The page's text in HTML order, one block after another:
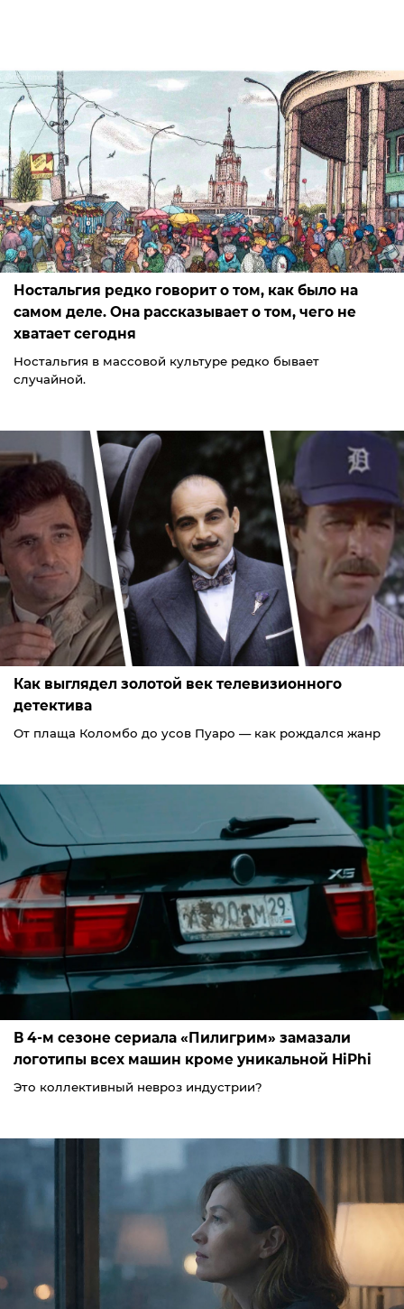
Ностальгия редко говорит о том, как было на
самом деле. Она рассказывает о том, чего не
хватает сегодня
Ностальгия в массовой культуре редко бывает
случайной.
Как выглядел золотой век телевизионного
детектива
От плаща Коломбо до усов Пуаро — как рождался жанр
В 4-м сезоне сериала «Пилигрим» замазали
логотипы всех машин кроме уникальной HiPhi
Это коллективный невроз индустрии?